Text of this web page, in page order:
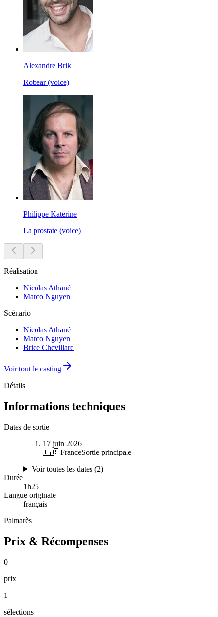
Alexandre Brik
Robear (voice)
Philippe Katerine
La prostate (voice)
Réalisation
Nicolas Athané
Marco Nguyen
Scénario
Nicolas Athané
Marco Nguyen
Brice Chevillard
Voir tout le casting
Détails
Informations techniques
Dates de sortie
17 juin 2026
🇫🇷 FranceSortie principale
Voir toutes les dates (2)
Durée
1h25
Langue originale
français
Palmarès
Prix & Récompenses
0
prix
1
sélections